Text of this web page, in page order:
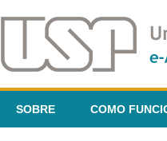
SOBRE COMO